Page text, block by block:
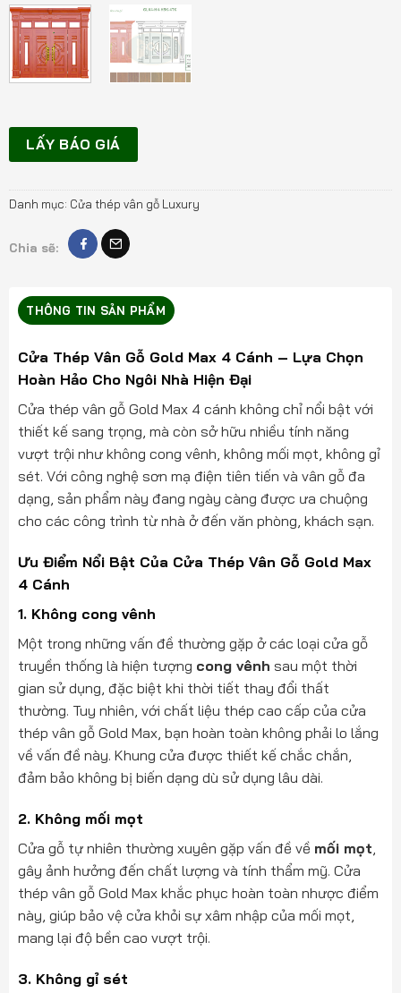
LẤY BÁO GIÁ
Danh mục: Cửa thép vân gỗ Luxury
Chia sẽ:
THÔNG TIN SẢN PHẨM
Cửa Thép Vân Gỗ Gold Max 4 Cánh – Lựa Chọn
Hoàn Hảo Cho Ngôi Nhà Hiện Đại
Cửa thép vân gỗ Gold Max 4 cánh không chỉ nổi bật với
thiết kế sang trọng, mà còn sở hữu nhiều tính năng
vượt trội như không cong vênh, không mối mọt, không gỉ
sét. Với công nghệ sơn mạ điện tiên tiến và vân gỗ đa
dạng, sản phẩm này đang ngày càng được ưa chuộng
cho các công trình từ nhà ở đến văn phòng, khách sạn.
Ưu Điểm Nổi Bật Của Cửa Thép Vân Gỗ Gold Max
4 Cánh
1. Không cong vênh
Một trong những vấn đề thường gặp ở các loại cửa gỗ
truyền thống là hiện tượng cong vênh sau một thời
gian sử dụng, đặc biệt khi thời tiết thay đổi thất
thường. Tuy nhiên, với chất liệu thép cao cấp của cửa
thép vân gỗ Gold Max, bạn hoàn toàn không phải lo lắng
về vấn đề này. Khung cửa được thiết kế chắc chắn,
đảm bảo không bị biến dạng dù sử dụng lâu dài.
2. Không mối mọt
Cửa gỗ tự nhiên thường xuyên gặp vấn đề về mối mọt,
gây ảnh hưởng đến chất lượng và tính thẩm mỹ. Cửa
thép vân gỗ Gold Max khắc phục hoàn toàn nhược điểm
này, giúp bảo vệ cửa khỏi sự xâm nhập của mối mọt,
mang lại độ bền cao vượt trội.
3. Không gỉ sét